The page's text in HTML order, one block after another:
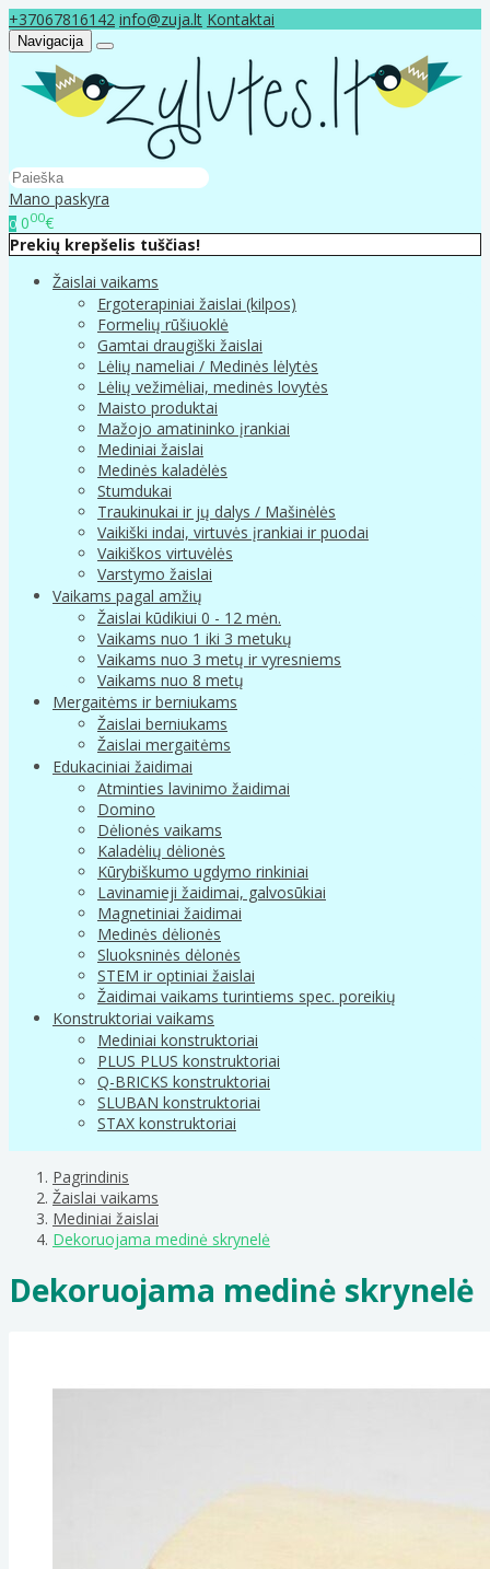
+37067816142 info@zuja.lt Kontaktai
Navigacija
Mano paskyra
0 000€
Prekių krepšelis tuščias!
Žaislai vaikams
Ergoterapiniai žaislai (kilpos)
Formelių rūšiuoklė
Gamtai draugiški žaislai
Lėlių nameliai / Medinės lėlytės
Lėlių vežimėliai, medinės lovytės
Maisto produktai
Mažojo amatininko įrankiai
Mediniai žaislai
Medinės kaladėlės
Stumdukai
Traukinukai ir jų dalys / Mašinėlės
Vaikiški indai, virtuvės įrankiai ir puodai
Vaikiškos virtuvėlės
Varstymo žaislai
Vaikams pagal amžių
Žaislai kūdikiui 0 - 12 mėn.
Vaikams nuo 1 iki 3 metukų
Vaikams nuo 3 metų ir vyresniems
Vaikams nuo 8 metų
Mergaitėms ir berniukams
Žaislai berniukams
Žaislai mergaitėms
Edukaciniai žaidimai
Atminties lavinimo žaidimai
Domino
Dėlionės vaikams
Kaladėlių dėlionės
Kūrybiškumo ugdymo rinkiniai
Lavinamieji žaidimai, galvosūkiai
Magnetiniai žaidimai
Medinės dėlionės
Sluoksninės dėlonės
STEM ir optiniai žaislai
Žaidimai vaikams turintiems spec. poreikių
Konstruktoriai vaikams
Mediniai konstruktoriai
PLUS PLUS konstruktoriai
Q-BRICKS konstruktoriai
SLUBAN konstruktoriai
STAX konstruktoriai
Pagrindinis
Žaislai vaikams
Mediniai žaislai
Dekoruojama medinė skrynelė
Dekoruojama medinė skrynelė